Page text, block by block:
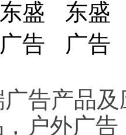
产品及
户外广